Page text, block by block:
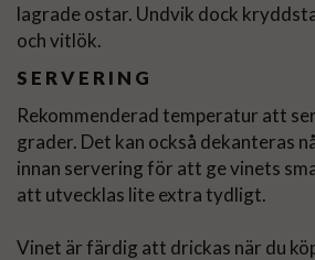
lagrade ostar. Undvik dock
och vitlök.
SERVERING
Rekommenderad temperatur att
grader. Det kan också dekanteras
innan servering för att ge vinets
att utvecklas lite extra tydligt.
Vinet är färdig att drickas när du